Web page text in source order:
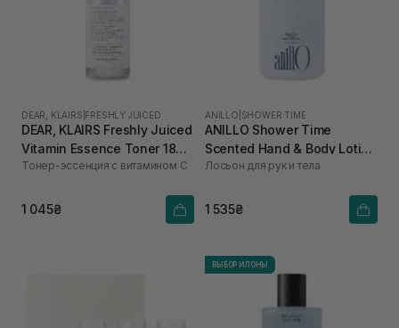
DEAR, KLAIRS FRESHLY JUICED
DEAR, KLAIRS Freshly Juiced
Vitamin Essence Toner 180
мл
Тонер-эссенция с витамином C
1 045₴
ANILLO SHOWER TIME
ANILLO Shower Time
Scented Hand & Body Lotion
450 мл
Лосьон для рук и тела
1 535₴
ВЫБОР ИЛОНЫ